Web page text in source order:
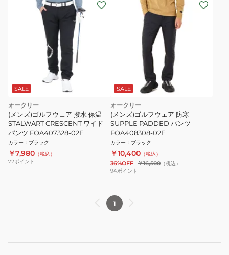
SALE
オークリー
(メンズ)ゴルフウェア 撥水 保温
STALWART CRESCENT ワイド
パンツ FOA407328-02E
カラー ： ブラック
￥7,980 （税込）
72ポイント
SALE
オークリー
(メンズ)ゴルフウェア 防寒
SUPPLE PADDED パンツ
FOA408308-02E
カラー ： ブラック
￥10,400 （税込）
36%OFF ￥16,500（税込）
94ポイント
1